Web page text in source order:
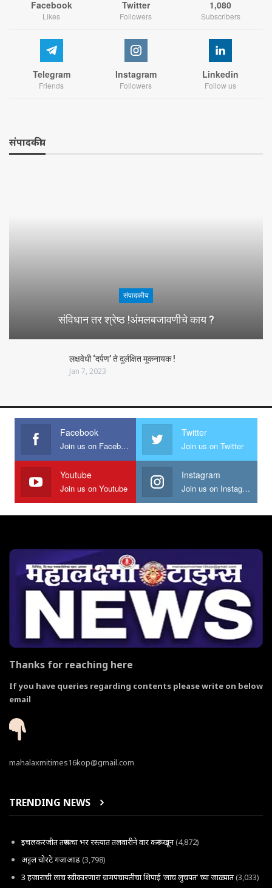
Facebook
Likes
Twitter
Followers
1,080
Subscribers
Telegram
Friends
Instagram
Followers
Linkedin
Follow us
संपादकीय
संपादकीय
संविधान तर श्रेष्ठ !अंमलबजावणीचे काय ?
लक्षवेधी ‘दर्पण’ ते दुर्लक्षित मूकनायक !
Jan 7, 2023
Facebook
Join us on Facebook
Twitter
Join us on Twitter
Youtube
Join us on Youtube
Instagram
Join us on Instagram
Thanks for reaching here
If you have queries regarding contents please write on below
email
mahalaxmitimes16kop@gmail.com
TRENDING NEWS
इचलकरंजीत तरूणाचा भर रस्त्यात तलवारीने वार करून खून(4,872)
अट्टल चोरटे गजाआड(3,798)
3 हजाराची लाच स्वीकारणारा ग्रामपंचायतीचा शिपाई ‘लाच लुचपत’ च्या जाळ्यात(3,033)